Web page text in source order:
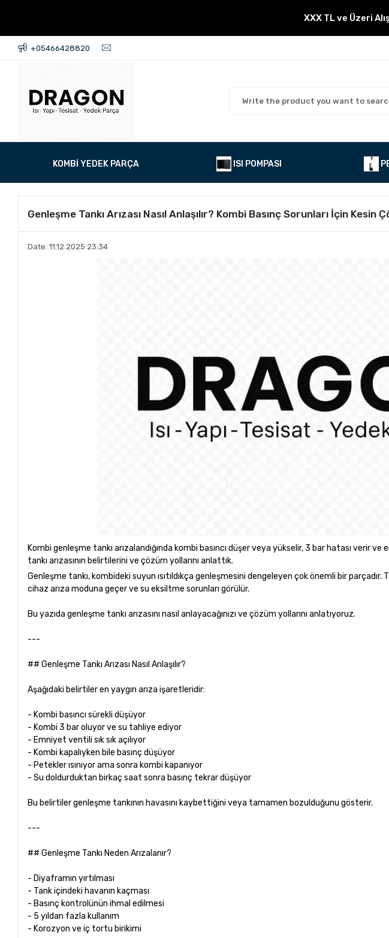
XXX TL ve Üzeri
+05466428820
KOMBİ YEDEK PARÇA ISI POMPASI
Genleşme Tankı Arızası Nasıl Anlaşılır? Kombi Basınç Sorunları İçin Kesin
Date: 11.12.2025 23:34
Kombi genleşme tankı arızalandığında kombi basıncı düşer veya yükselir, 3 bar hatası verir
tankı arızasının belirtilerini ve çözüm yollarını anlattık.
Genleşme tankı, kombideki suyun ısıtıldıkça genleşmesini dengeleyen çok önemli bir parçadır.
cihaz arıza moduna geçer ve su eksiltme sorunları görülür.
Bu yazıda genleşme tankı arızasını nasıl anlayacağınızı ve çözüm yollarını anlatıyoruz.
---
## Genleşme Tankı Arızası Nasıl Anlaşılır?
Aşağıdaki belirtiler en yaygın arıza işaretleridir:
- Kombi basıncı sürekli düşüyor
- Kombi 3 bar oluyor ve su tahliye ediyor
- Emniyet ventili sık sık açılıyor
- Kombi kapalıyken bile basınç düşüyor
- Petekler ısınıyor ama sonra kombi kapanıyor
- Su doldurduktan birkaç saat sonra basınç tekrar düşüyor
Bu belirtiler genleşme tankının havasını kaybettiğini veya tamamen bozulduğunu gösterir.
---
## Genleşme Tankı Neden Arızalanır?
- Diyaframın yırtılması
- Tank içindeki havanın kaçması
- Basınç kontrolünün ihmal edilmesi
- 5 yıldan fazla kullanım
- Korozyon ve iç tortu birikimi